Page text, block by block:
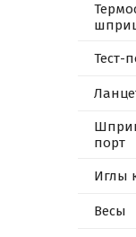
Тест-
порт
Иглы
Весы